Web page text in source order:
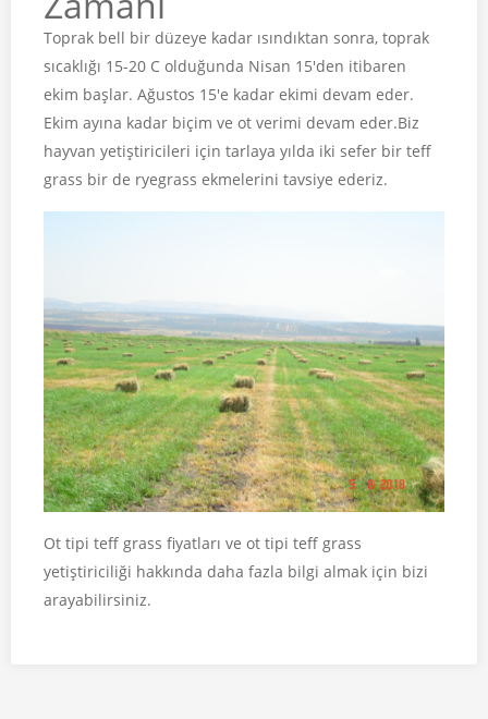
Toprak bell bir düzeye kadar ısındıktan sonra, toprak
sıcaklığı 15-20 C olduğunda Nisan 15'den itibaren
ekim başlar. Ağustos 15'e kadar ekimi devam eder.
Ekim ayına kadar biçim ve ot verimi devam eder.Biz
hayvan yetiştiricileri için tarlaya yılda iki sefer bir teff
grass bir de ryegrass ekmelerini tavsiye ederiz.
Ot tipi teff grass fiyatları ve ot tipi teff grass
yetiştiriciliği hakkında daha fazla bilgi almak için bizi
arayabilirsiniz.